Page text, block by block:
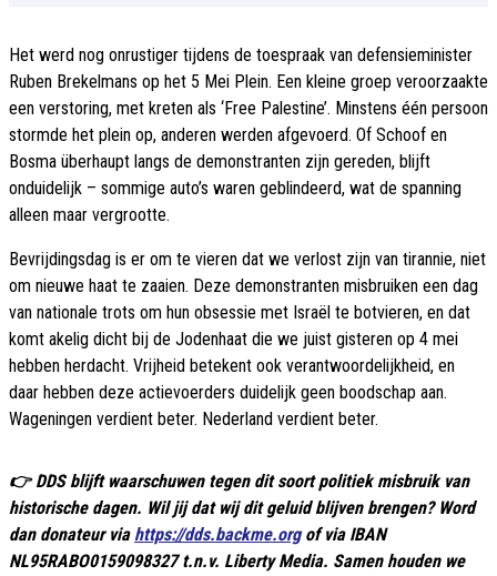
Het werd nog onrustiger tijdens de toespraak van defensieminister
Ruben Brekelmans op het 5 Mei Plein. Een kleine groep veroorzaakte
een verstoring, met kreten als ‘Free Palestine’. Minstens één persoon
stormde het plein op, anderen werden afgevoerd. Of Schoof en
Bosma überhaupt langs de demonstranten zijn gereden, blijft
onduidelijk – sommige auto’s waren geblindeerd, wat de spanning
alleen maar vergrootte.
Bevrijdingsdag is er om te vieren dat we verlost zijn van tirannie, niet
om nieuwe haat te zaaien. Deze demonstranten misbruiken een dag
van nationale trots om hun obsessie met Israël te botvieren, en dat
komt akelig dicht bij de Jodenhaat die we juist gisteren op 4 mei
hebben herdacht. Vrijheid betekent ook verantwoordelijkheid, en
daar hebben deze actievoerders duidelijk geen boodschap aan.
Wageningen verdient beter. Nederland verdient beter.
👉 DDS blijft waarschuwen tegen dit soort politiek misbruik van
historische dagen. Wil jij dat wij dit geluid blijven brengen? Word
dan donateur viahttps://dds.backme.orgof via IBAN
NL95RABO0159098327 t.n.v. Liberty Media. Samen houden we